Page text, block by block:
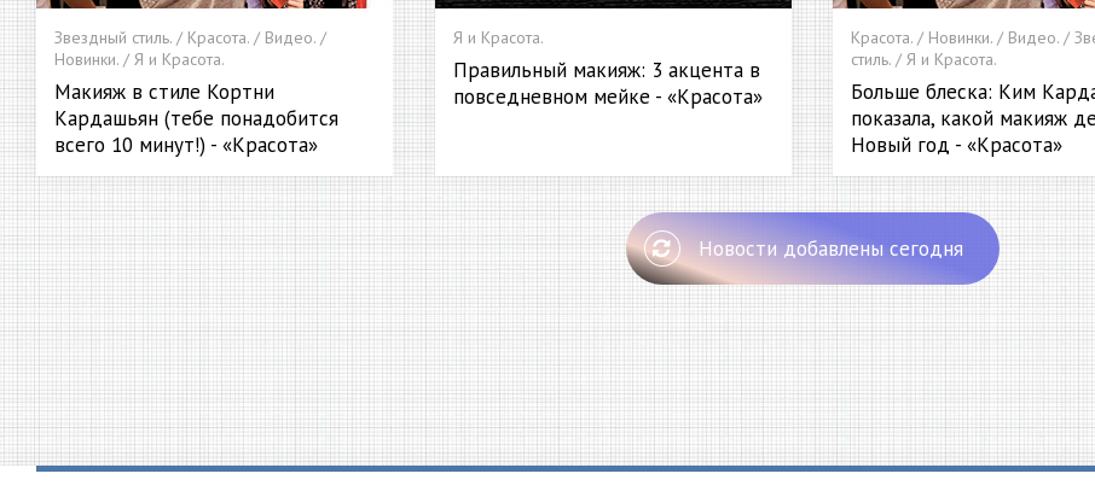
Звездный стиль. / Красота. / Видео. /
Новинки. / Я и Красота.
Макияж в стиле Кортни
Кардашьян (тебе понадобится
всего 10 минут!) - «Красота»
Я и Красота.
Правильный макияж: 3 акцента в
повседневном мейке - «Красота»
Красота. / Новинки. / Видео. /
стиль. / Я и Красота.
Больше блеска: Ким
показала, какой макияж
Новый год - «Красота»
Новости добавлены сегодня